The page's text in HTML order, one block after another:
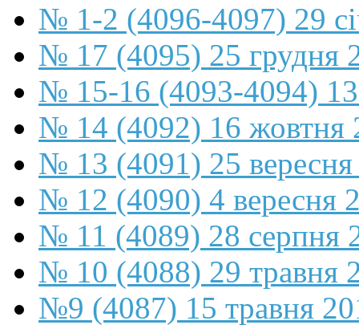
№ 1-2 (4096-4097) 29
№ 17 (4095) 25 грудня
№ 15-16 (4093-4094) 13
№ 14 (4092) 16 жовтня
№ 13 (4091) 25
№ 12 (4090) 4 вересня
№ 11 (4089) 28 серпня
№ 10 (4088) 29 травня
№9 (4087) 15 травня